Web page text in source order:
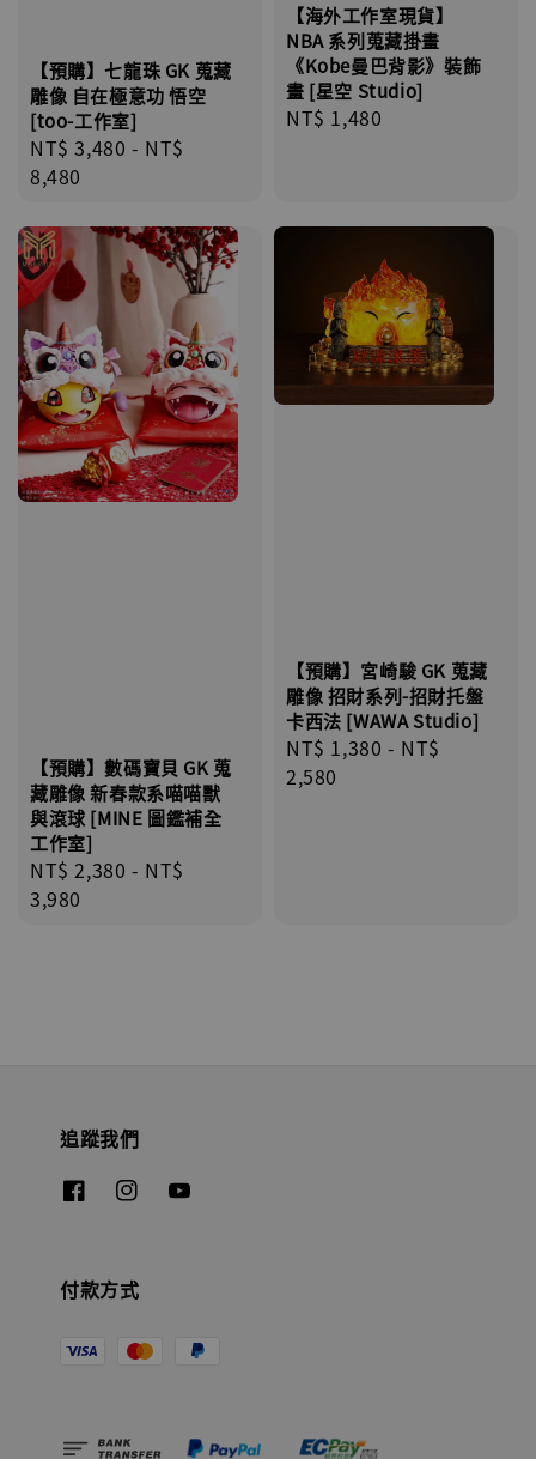
【預購】七龍珠 GK 蒐藏
雕像 自在極意功 悟空
[too-工作室]
Regular
price
NT$ 3,480 - NT$
8,480
【海外工作室現貨】
NBA 系列蒐藏掛畫
《Kobe曼巴背影》裝飾
畫 [星空 Studio]
Regular
NT$ 1,480
【預購】數碼寶貝 GK 蒐
藏雕像 新春款系喵喵獸
與滾球 [MINE 圖鑑補全
工作室]
Regular
price
NT$ 2,380 - NT$
3,980
【預購】宮崎駿 GK 蒐藏
雕像 招財系列-招財托盤
卡西法 [WAWA Studio]
Regular
price
NT$ 1,380 - NT$
2,580
追蹤我們
付款方式